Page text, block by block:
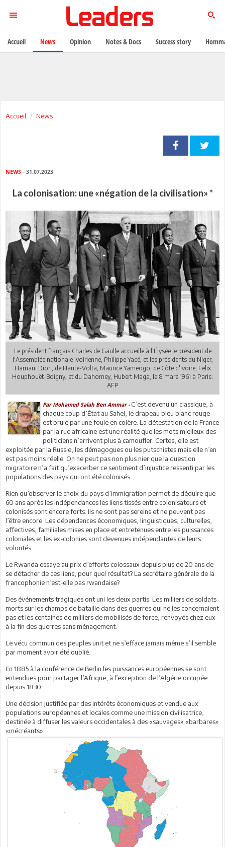
Accueil News
NEWS - 31.07.2023
La colonisation: une «négation de la civilisation» *
Le président français Charles de Gaulle accueille à l'Élysée le président de
l'Assemblée nationale ivoirienne, Philippe Yacé, et les présidents du Niger,
Hamani Diori, de Haute-Volta, Maurice Yameogo, de Côte d'Ivoire, Felix
Houphouët-Boigny, et du Dahomey, Hubert Maga, le 8 mars 1961 à Paris.
AFP
Par Mohamed Salah Ben Ammar -C’est devenu un classique, à
chaque coup d’État au Sahel, le drapeau bleu blanc rouge
est brulé par une foule en colère. La détestation de la France
par la rue africaine est une réalité que les mots mielleux des
politiciens n’arrivent plus à camoufler. Certes, elle est
exploitée par la Russie, les démagogues ou les putschistes mais elle n’en
est pas moins réelle. On ne peut pas non plus nier que la question
migratoire n’a fait qu’exacerber ce sentiment d’injustice ressenti par les
populations des pays qui ont été colonisés.
Rien qu’observer le choix du pays d’immigration permet de déduire que
60 ans après les indépendances les liens tissés entre colonisateurs et
colonisés sont encore forts. Ils ne sont pas sereins et ne peuvent pas
l’être encore. Les dépendances économiques, linguistiques, culturelles,
affectives, familiales mises en place et entretenues entre les puissances
coloniales et les ex-colonies sont devenues indépendantes de leurs
volontés.
Le Rwanda essaye au prix d’efforts colossaux depuis plus de 20 ans de
se détacher de ces liens, pour quel résultat? La secrétaire générale de la
francophonie n’est-elle pas rwandaise?
Des événements tragiques ont uni les deux partis. Les milliers de soldats
morts sur les champs de bataille dans des guerres qui ne les concernaient
pas et les centaines de milliers de mobilisés de force, renvoyés chez eux
à la fin des guerres sans ménagement.
Le vécu commun des peuples unit et ne s’efface jamais même s’il semble
par moment avoir été oublié.
En 1885 à la conférence de Berlin les puissances européennes se sont
entendues pour partager l’Afrique, à l’exception de l’Algérie occupée
depuis 1830.
Une décision justifiée par des intérêts économiques et vendue aux
populations européennes et locales comme une mission civilisatrice,
destinée à diffuser les valeurs occidentales à des «sauvages» «barbares»
«mécréants».
Accueil News Opinion Notes & Docs Success story